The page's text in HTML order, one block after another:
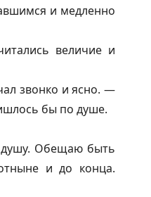
и медленно
величие и
звонко и ясно. —
бы по душе.
душу. Обещаю быть
и до конца.